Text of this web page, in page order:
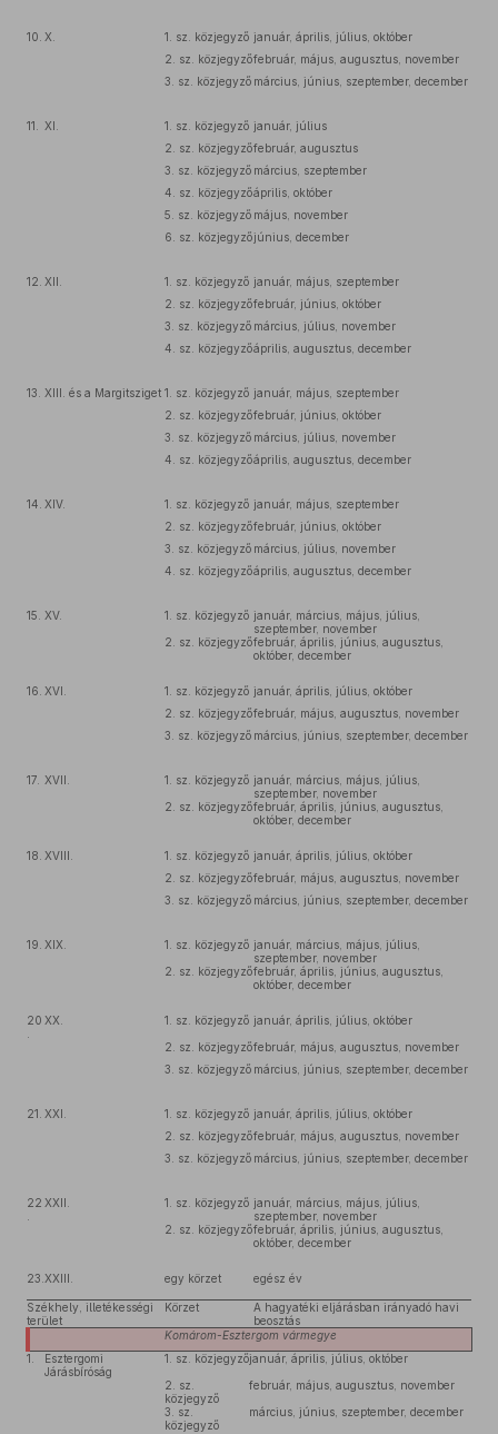
10. X. 1. sz. közjegyző január, április, július, október
2. sz. közjegyzőfebruár, május, augusztus, november
3. sz. közjegyző március, június, szeptember, december
11. XI. 1. sz. közjegyző január, július
2. sz. közjegyzőfebruár, augusztus
3. sz. közjegyző március, szeptember
4. sz. közjegyzőáprilis, október
5. sz. közjegyző május, november
6. sz. közjegyzőjúnius, december
12. XII. 1. sz. közjegyző január, május, szeptember
2. sz. közjegyzőfebruár, június, október
3. sz. közjegyző március, július, november
4. sz. közjegyzőáprilis, augusztus, december
13. XIII. és a Margitsziget 1. sz. közjegyző január, május, szeptember
2. sz. közjegyzőfebruár, június, október
3. sz. közjegyző március, július, november
4. sz. közjegyzőáprilis, augusztus, december
14. XIV. 1. sz. közjegyző január, május, szeptember
2. sz. közjegyzőfebruár, június, október
3. sz. közjegyző március, július, november
4. sz. közjegyzőáprilis, augusztus, december
15. XV. 1. sz. közjegyző január, március, május, július,
szeptember, november
2. sz. közjegyzőfebruár, április, június, augusztus,
október, december
16. XVI. 1. sz. közjegyző január, április, július, október
2. sz. közjegyzőfebruár, május, augusztus, november
3. sz. közjegyző március, június, szeptember, december
17. XVII. 1. sz. közjegyző január, március, május, július,
szeptember, november
2. sz. közjegyzőfebruár, április, június, augusztus,
október, december
18. XVIII. 1. sz. közjegyző január, április, július, október
2. sz. közjegyzőfebruár, május, augusztus, november
3. sz. közjegyző március, június, szeptember, december
19. XIX. 1. sz. közjegyző január, március, május, július,
szeptember, november
2. sz. közjegyzőfebruár, április, június, augusztus,
október, december
20 XX. 1. sz. közjegyző január, április, július, október
2. sz. közjegyzőfebruár, május, augusztus, november
3. sz. közjegyző március, június, szeptember, december
21. XXI. 1. sz. közjegyző január, április, július, október
2. sz. közjegyzőfebruár, május, augusztus, november
3. sz. közjegyző március, június, szeptember, december
22 XXII. 1. sz. közjegyző január, március, május, július,
szeptember, november
2. sz. közjegyzőfebruár, április, június, augusztus,
október, december
23. XXIII. egy körzet egész év
Székhely, illetékességi
terület
Körzet
A hagyatéki eljárásban irányadó havi
beosztás
Komárom-Esztergom vármegye
1.
Esztergomi
Járásbíróság
1. sz. közjegyzőjanuár, április, július, október
2. sz.
közjegyző
február, május, augusztus, november
3. sz.
közjegyző
március, június, szeptember, december